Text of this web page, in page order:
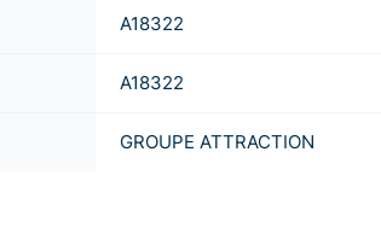
A18322
A18322
GROUPE ATTRACTION